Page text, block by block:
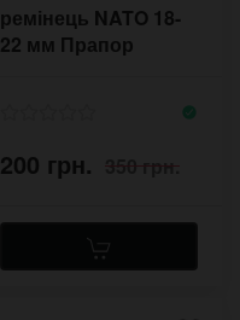
ремінець NATO 18-
22 мм Прапор
200 грн. 350 грн.